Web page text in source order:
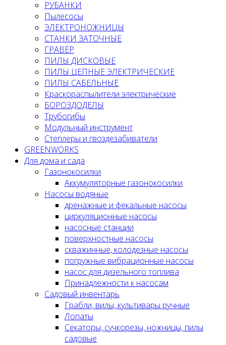
РУБАНКИ
Пылесосы
ЭЛЕКТРОНОЖНИЦЫ
СТАНКИ ЗАТОЧНЫЕ
ГРАВЁР
ПИЛЫ ДИСКОВЫЕ
ПИЛЫ ЦЕПНЫЕ ЭЛЕКТРИЧЕСКИЕ
ПИЛЫ САБЕЛЬНЫЕ
Краскораспылители электрические
БОРОЗДОДЕЛЫ
Трубогибы
Модульный инструмент
Степлеры и гвоздезабиватели
GREENWORKS
Для дома и сада
Газонокосилки
Аккумуляторные газонокосилки
Насосы водяные
дренажные и фекальные насосы
циркуляционные насосы
насосные станции
поверхностные насосы
скважинные, колодезные насосы
погружные вибрационные насосы
насос для дизельного топлива
Принадлежности к насосам
Садовый инвентарь
Грабли, вилы, культивары ручные
Лопаты
Секаторы, сучкорезы, ножницы, пилы
садовые